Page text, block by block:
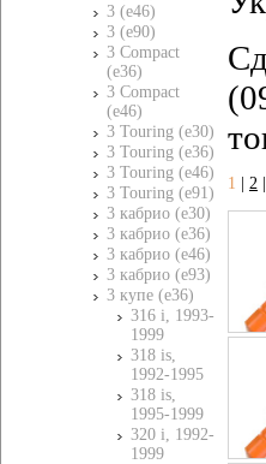
3 (e46)
3 (e90)
3 Compact
(e36)
3 Compact
(e46)
3 Touring (e30)
3 Touring (e36)
3 Touring (e46)
3 Touring (e91)
3 кабрио (e30)
3 кабрио (e36)
3 кабрио (e46)
3 кабрио (e93)
3 купе (e36)
316 i, 1993-
1999
318 is,
1992-1995
318 is,
1995-1999
320 i, 1992-
1999
1 2